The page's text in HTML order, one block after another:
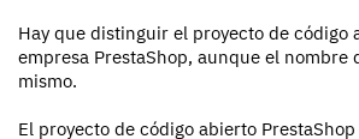
Hay que distinguir el proyecto de código
empresa PrestaShop, aunque el nombre
mismo.
El proyecto de código abierto PrestaShop